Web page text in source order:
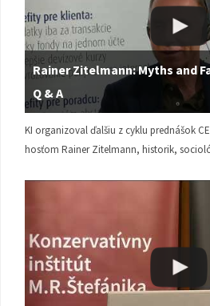
Rainer Zitelmann: Myths and
Q & A
KI organizoval ďalšiu z cyklu prednášok
hosťom Rainer Zitelmann, historik,